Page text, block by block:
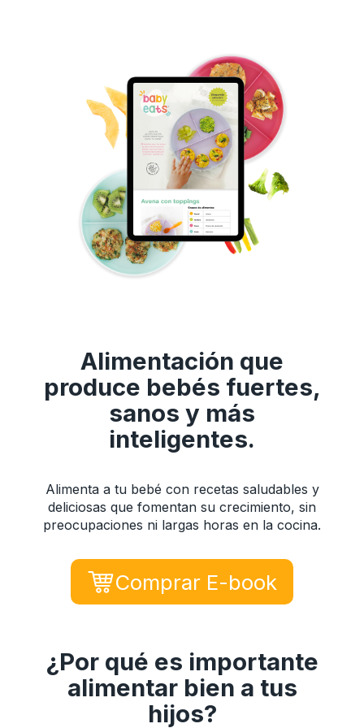
Alimentación que
produce bebés fuertes,
sanos y más
inteligentes.
Alimenta a tu bebé con recetas saludables y
deliciosas que fomentan su crecimiento, sin
preocupaciones ni largas horas en la cocina.
Comprar E-book
¿Por qué es importante
alimentar bien a tus
hijos?